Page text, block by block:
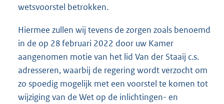
wetsvoorstel betrokken.
Hiermee zullen wij tevens de zorgen zoals benoemd
in de op 28 februari 2022 door uw Kamer
aangenomen motie van het lid Van der Staaij c.s.
adresseren, waarbij de regering wordt verzocht om
zo spoedig mogelijk met een voorstel te komen tot
wijziging van de Wet op de inlichtingen- en